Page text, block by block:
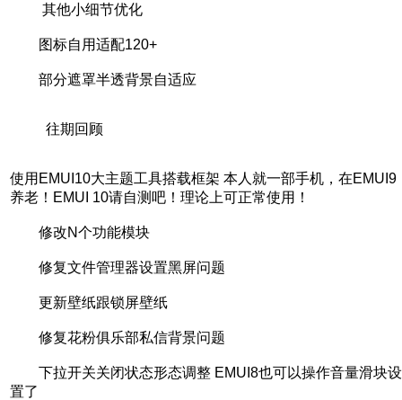
其他小细节优化
图标自用适配120+
部分遮罩半透背景自适应
往期回顾
使用EMUI10大主题工具搭载框架 本人就一部手机，在EMUI9
养老！EMUI 10请自测吧！理论上可正常使用！
修改N个功能模块
修复文件管理器设置黑屏问题
更新壁纸跟锁屏壁纸
修复花粉俱乐部私信背景问题
下拉开关关闭状态形态调整 EMUI8也可以操作音量滑块设
置了